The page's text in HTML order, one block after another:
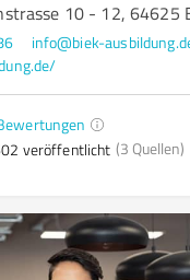
10 - 12, 64625
info@biek-
veröffentlicht (3 Quellen)